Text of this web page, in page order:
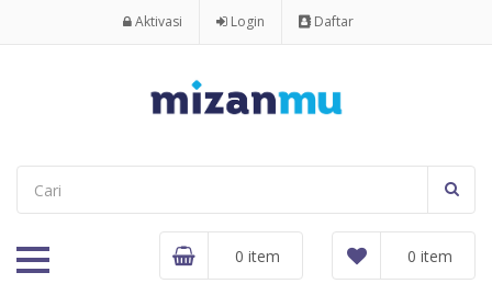
Aktivasi Login Daftar
0 item
0 item